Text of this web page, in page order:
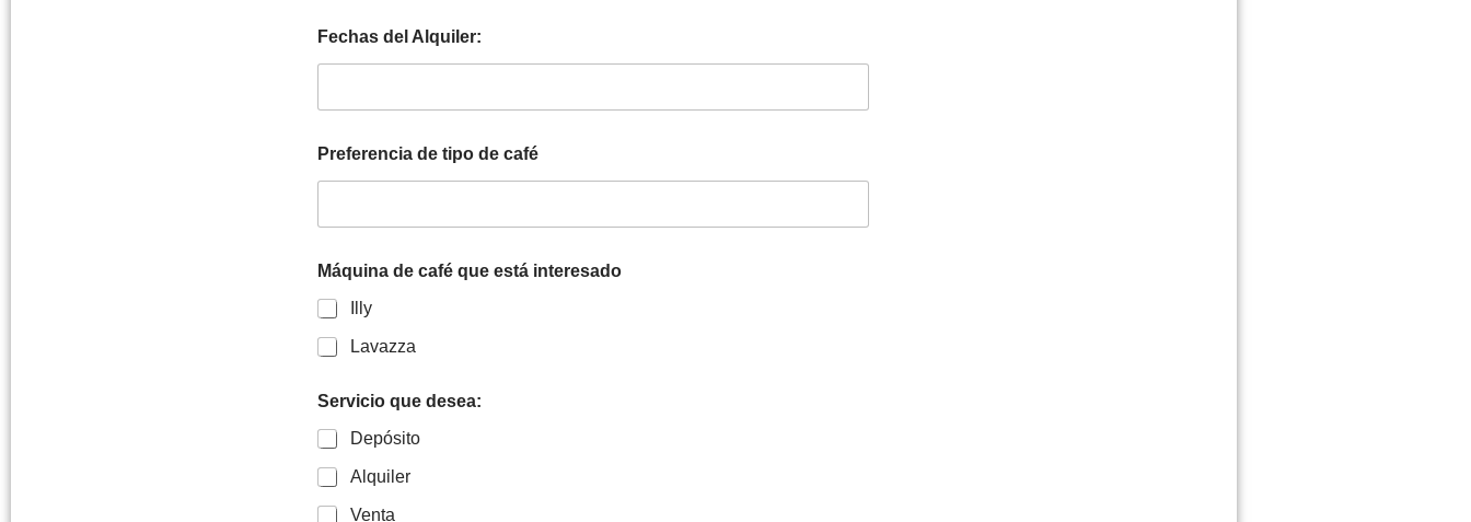
Fechas del Alquiler:
Preferencia de tipo de café
Máquina de café que está interesado
Illy
Lavazza
Servicio que desea:
Depósito
Alquiler
Venta